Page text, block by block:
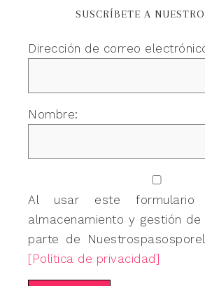
SUSCRÍBETE A
Dirección de correo
Nombre:
Al usar este formulario
almacenamiento y gestión
parte de
[Política de privacidad]